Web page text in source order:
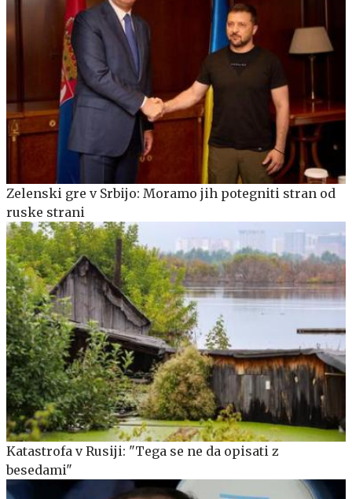
Zelenski gre v Srbijo: Moramo jih potegniti stran od
ruske strani
Katastrofa v Rusiji: "Tega se ne da opisati z
besedami"